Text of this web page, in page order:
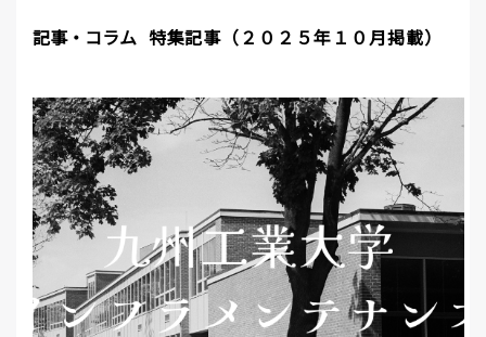
記事・コラム 特集記事（２０２５年１０月掲載）